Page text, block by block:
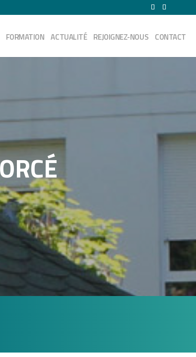
FORMATION ACTUALITÉ REJOIGNEZ-NOUS CONTACT